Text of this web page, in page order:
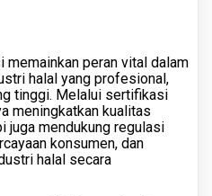
peran vital dalam
halal yang profesional,
tinggi. Melalui sertifikasi
meningkatkan kualitas
juga mendukung regulasi
konsumen, dan
halal secara